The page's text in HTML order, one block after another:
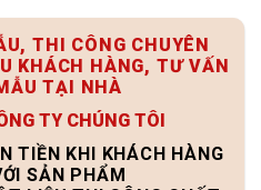
THI CÔNG CHUYÊN
KHÁCH HÀNG, TƯ VẤN
TẠI NHÀ
TY CHÚNG TÔI
TIỀN KHI KHÁCH HÀNG
SẢN PHẨM